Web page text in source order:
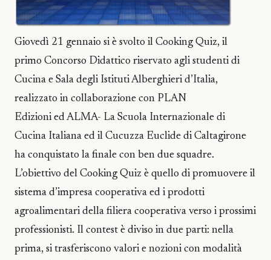
Giovedì 21 gennaio si è svolto il Cooking Quiz, il
primo Concorso Didattico riservato agli studenti di
Cucina e Sala degli Istituti Alberghieri d’Italia,
realizzato in collaborazione con PLAN
Edizioni ed ALMA- La Scuola Internazionale di
Cucina Italiana ed il Cucuzza Euclide di Caltagirone
ha conquistato la finale con ben due squadre.
L’obiettivo del Cooking Quiz è quello di promuovere il
sistema d’impresa cooperativa ed i prodotti
agroalimentari della filiera cooperativa verso i prossimi
professionisti. Il contest è diviso in due parti: nella
prima, si trasferiscono valori e nozioni con modalità